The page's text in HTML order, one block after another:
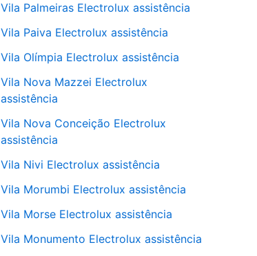
Vila Palmeiras Electrolux assistência
Vila Paiva Electrolux assistência
Vila Olímpia Electrolux assistência
Vila Nova Mazzei Electrolux
assistência
Vila Nova Conceição Electrolux
assistência
Vila Nivi Electrolux assistência
Vila Morumbi Electrolux assistência
Vila Morse Electrolux assistência
Vila Monumento Electrolux assistência